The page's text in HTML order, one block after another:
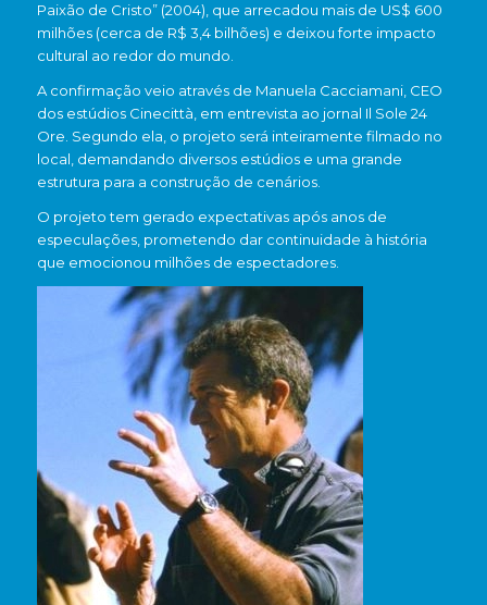
Paixão de Cristo” (2004), que arrecadou mais de US$ 600
milhões (cerca de R$ 3,4 bilhões) e deixou forte impacto
cultural ao redor do mundo.
A confirmação veio através de Manuela Cacciamani, CEO
dos estúdios Cinecittà, em entrevista ao jornal Il Sole 24
Ore. Segundo ela, o projeto será inteiramente filmado no
local, demandando diversos estúdios e uma grande
estrutura para a construção de cenários.
O projeto tem gerado expectativas após anos de
especulações, prometendo dar continuidade à história
que emocionou milhões de espectadores.